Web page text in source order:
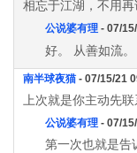
相忘于江湖，不用再
公说婆有理 - 07/
好。 从善如流。
南半球夜猫 - 07/15/21
上次就是你主动先
公说婆有理 - 07/
第一次也就是告